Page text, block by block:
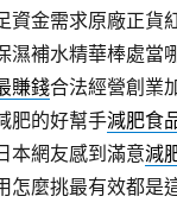
資金需求原廠正貨
濕補水精華棒處當
賺錢合法經營創業
肥的好幫手減肥食
本網友感到滿意減
怎麼挑最有效都是